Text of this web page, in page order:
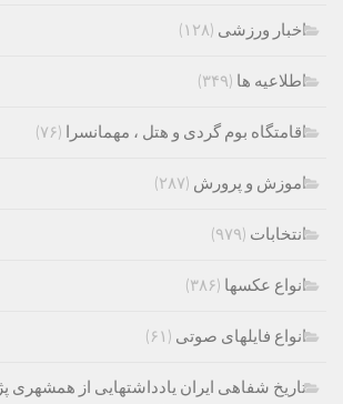
اخبار ورزشی (۱۲۸)
اطلاعیه ها (۳۴۹)
اقامتگاه بوم گردی و هتل ، مهمانسرا (۷۶)
اموزش و پرورش (۲۸۷)
انتخابات (۹۷۹)
انواع عکسها (۳۸۶)
انواع فایلهای صوتی (۶۱)
تاریخ شفاهی ایران یادداشتهایی از همشهری